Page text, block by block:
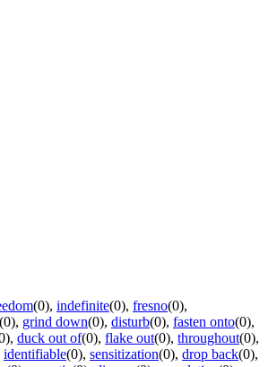
(0), indefinite(0), fresno(0),
(0), grind down(0), disturb(0), fasten onto(0),
, duck out of(0), flake out(0), throughout(0),
identifiable(0), sensitization(0), drop back(0),